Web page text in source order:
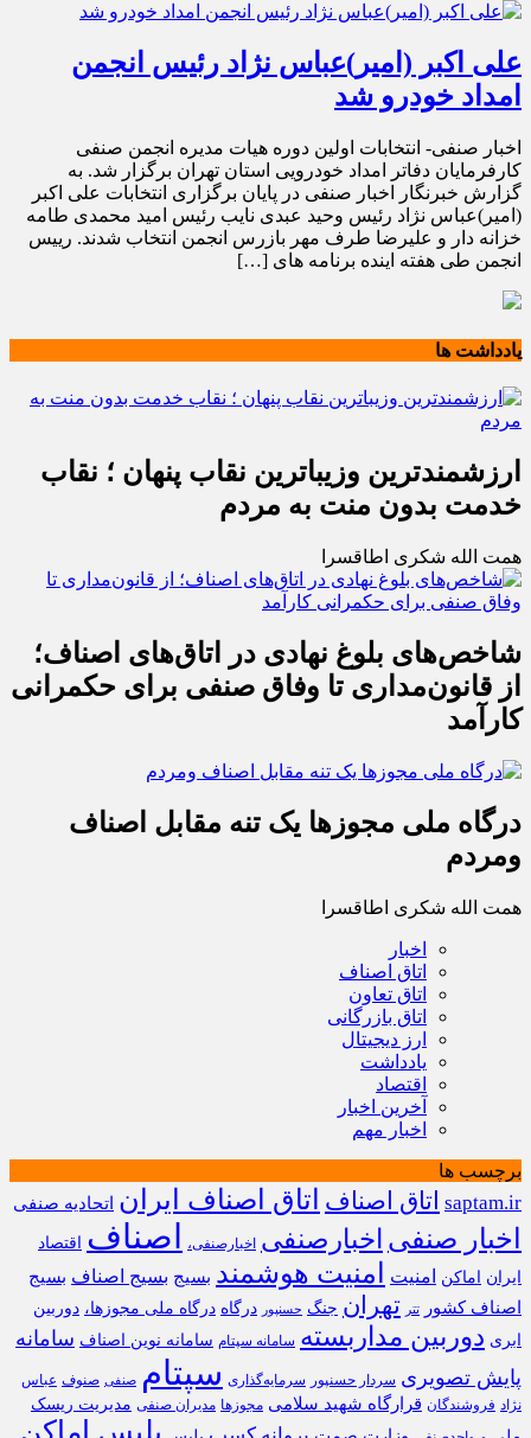
علی اکبر (امیر)عباس نژاد رئیس انجمن
امداد خودرو شد
اخبار صنفی- انتخابات اولین دوره هیات مدیره انجمن صنفی
کارفرمایان دفاتر امداد خودرویی استان تهران برگزار شد. به
گزارش خبرنگار اخبار صنفی در پایان برگزاری انتخابات علی اکبر
(امیر)عباس نژاد رئیس وحید عبدی نایب رئیس امید محمدی طامه
خزانه دار و علیرضا طرف مهر بازرس انجمن انتخاب شدند. رییس
انجمن طی هفته اینده برنامه های […]
یادداشت ها
ارزشمندترین وزیباترین نقاب پنهان ؛ نقاب
خدمت بدون منت به مردم
همت الله شکری اطاقسرا
شاخص‌های بلوغ نهادی در اتاق‌های اصناف؛
از قانون‌مداری تا وفاق صنفی برای حکمرانی
کارآمد
درگاه ملی مجوزها یک تنه مقابل اصناف
ومردم
همت الله شکری اطاقسرا
اخبار
اتاق اصناف
اتاق تعاون
اتاق بازرگانی
ارز دیجیتال
یادداشت
اقتصاد
آخرین اخبار
اخبار مهم
برچسب ها
saptam.ir اتاق اصناف اتاق اصناف ایران اتحادیه صنفی
اخبار صنفی اخبارصنفی اخبارصنفی، اصناف
اقتصاد
ایران
اماکن امنیت امنیت هوشمند بسیج بسیج اصناف بسیج
اصناف کشور
تتر تهران جنگ حسنپور درگاه درگاه ملی مجوزها، دوربین
ابری دوربین مداربسته سامانه سپتام سامانه نوین اصناف سامانه
پایش تصویری سردار حسنپور سرمایه‌گذاری سپتام صنفی صنوف عباس
نژاد فروشندگان قرارگاه شهید سلامی مجوزها مدیران صنفی مدیریت ریسک
پلیس اماکن